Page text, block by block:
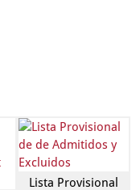
Lista Provisional